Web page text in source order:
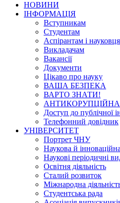
НОВИНИ
ІНФОРМАЦІЯ
Вступникам
Студентам
Аспірантам і
Викладачам
Вакансії
Документи
Цікаво про науку
ВАША БЕЗПЕКА
ВАРТО ЗНАТИ!
АНТИКОРУПЦІЙНА
Доступ до публічної
Телефонний довідник
УНІВЕРСИТЕТ
Портрет ЧНУ
Наукова й інноваційна
Наукові періодичні
Освітня діяльність
Сталий розвиток
Міжнародна
Студентська рада